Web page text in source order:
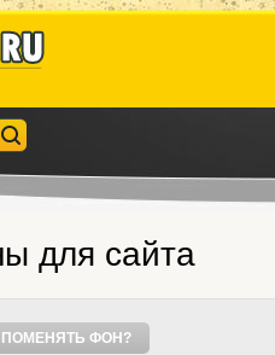
для сайта
ПОМЕНЯТЬ ФОН?